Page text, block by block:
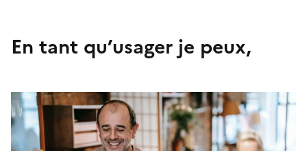
En tant qu’usager je peux,